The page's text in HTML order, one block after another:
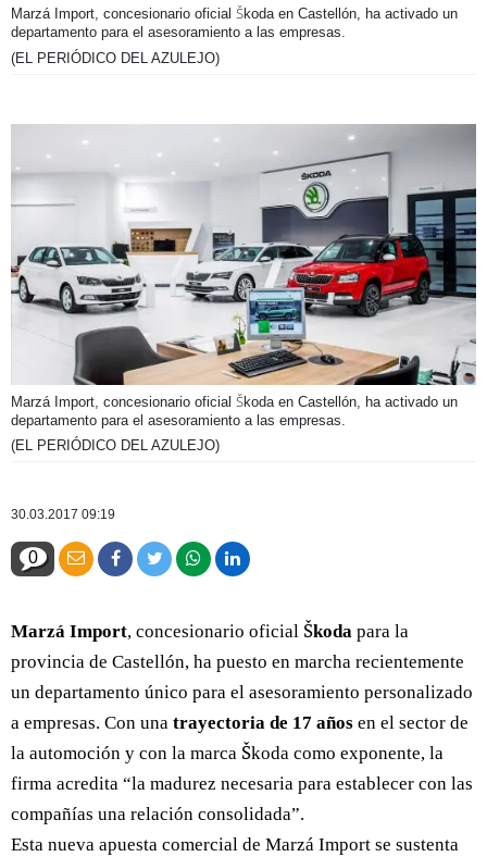
Marzá Import, concesionario oficial Škoda en Castellón, ha activado un
departamento para el asesoramiento a las empresas.
(EL PERIÓDICO DEL AZULEJO)
Marzá Import, concesionario oficial Škoda en Castellón, ha activado un
departamento para el asesoramiento a las empresas.
(EL PERIÓDICO DEL AZULEJO)
30.03.2017 09:19
0
Marzá Import, concesionario oficial Škoda para la
provincia de Castellón, ha puesto en marcha recientemente
un departamento único para el asesoramiento personalizado
a empresas. Con una trayectoria de 17 años en el sector de
la automoción y con la marca Škoda como exponente, la
firma acredita “la madurez necesaria para establecer con las
compañías una relación consolidada”.
Esta nueva apuesta comercial de Marzá Import se sustenta